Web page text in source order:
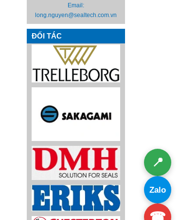
Email:
long.nguyen@sealtech.com.vn
ĐỐI TÁC
📍
Zalo
☎